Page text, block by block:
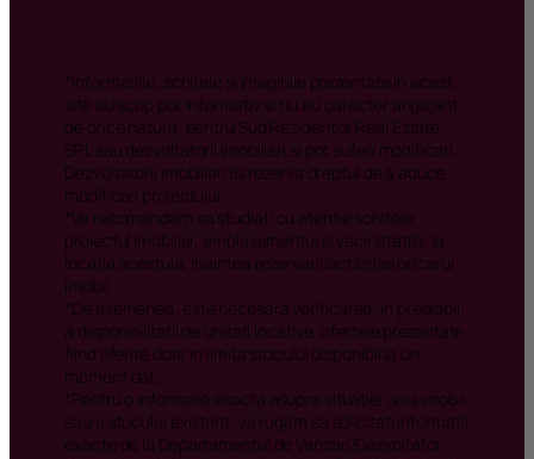
fiind oferite doar in limita stocului disponibil la un
moment dat.
*Pentru o informare exacta asupra situatiei unui imobil
sau a stocului existent, va rugam sa solicitati informatii
exacte de la Departamentul de Vanzari/Dezvoltator.
*In conformitate cu prevederile Legii 141/2025 privind
unele măsuri fiscal-bugetare, publicata in M.O. nr. 699
din 25.07.2025, prin care a fost modificată și
completată Legea 227/2015 privind Codul Fiscal,
incepand cu data de 01.08.2025, cota de TVA aplicabila
achizitiei de locuinte noi este cota standard de TVA de
21%, indiferent de suprafața utilă sau de valoarea
bunului.
*In conformitate cu prevederile Codului Fiscal, in
situatia in care cumparatorul este o persoana fizica
sau juridica platitoare de TVA, pot fi aplicabile
prevederile fiscale privind taxarea inversa, iar in acest